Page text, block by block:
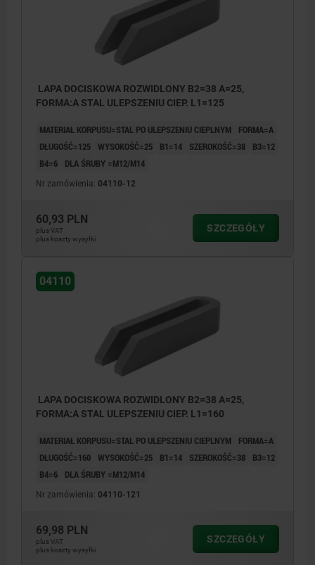
LAPA DOCISKOWA ROZWIDLONY B2=38 A=25,
FORMA:A STAL ULEPSZENIU CIEP. L1=125
MATERIAŁ KORPUSU=STAL PO ULEPSZENIU CIEPLNYM
FORMA=A
DŁUGOŚĆ=125 WYSOKOŚĆ=25 B1=14 SZEROKOŚĆ=38
B3=12
B4=6
DLA ŚRUBY =M12/M14
Nr zamówienia: 04110-12
60,93 PLN
plus VAT
plus koszty wysyłki
SZCZEGÓŁY
04110
LAPA DOCISKOWA ROZWIDLONY B2=38 A=25,
FORMA:A STAL ULEPSZENIU CIEP. L1=160
MATERIAŁ KORPUSU=STAL PO ULEPSZENIU CIEPLNYM
FORMA=A
DŁUGOŚĆ=160 WYSOKOŚĆ=25 B1=14 SZEROKOŚĆ=38
B3=12
B4=6
DLA ŚRUBY =M12/M14
Nr zamówienia: 04110-121
69,98 PLN
plus VAT
plus koszty wysyłki
SZCZEGÓŁY